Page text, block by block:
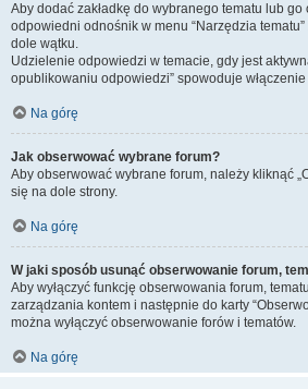
Aby dodać zakładkę do wybranego tematu lub
odpowiedni odnośnik w menu “Narzędzia
dole wątku.
Udzielenie odpowiedzi w temacie, gdy jest
opublikowaniu odpowiedzi” spowoduje
Na górę
Jak obserwować wybrane forum?
Aby obserwować wybrane forum, należy kliknąć
się na dole strony.
Na górę
W jaki sposób usunąć obserwowanie forum,
Aby wyłączyć funkcję obserwowania forum,
zarządzania kontem i następnie do karty
można wyłączyć obserwowanie forów i tematów.
Na górę